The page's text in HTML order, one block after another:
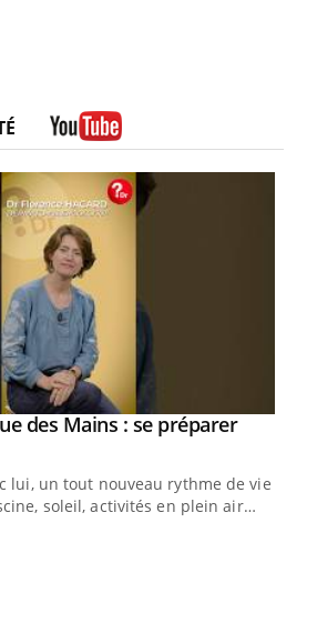
des Mains : se préparer
lui, un tout nouveau rythme de vie !
soleil, activités en plein air…